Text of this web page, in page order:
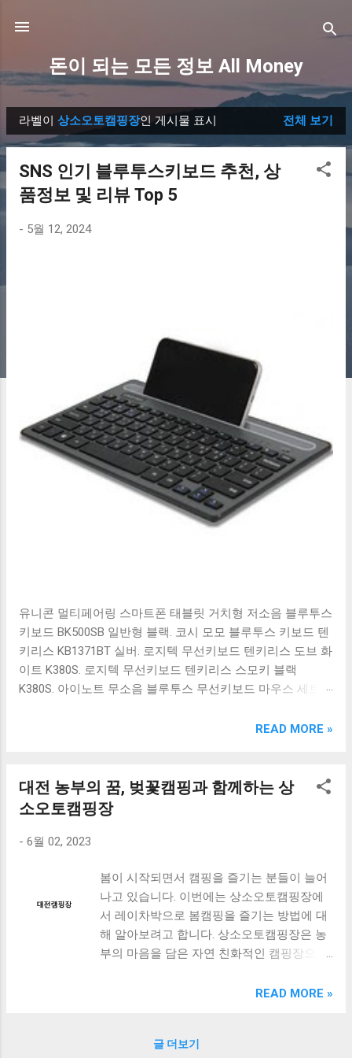
돈이 되는 모든 정보 All Money
글
라벨이 상소오토캠핑장인 게시물 표시 전체 보기
SNS 인기 블루투스키보드 추천, 상
품정보 및 리뷰 Top 5
- 5월 12, 2024
유니콘 멀티페어링 스마트폰 태블릿 거치형 저소음 블루투스
키보드 BK500SB 일반형 블랙. 코시 모모 블루투스 키보드 텐
키리스 KB1371BT 실버. 로지텍 무선키보드 텐키리스 도브 화
이트 K380S. 로지텍 무선키보드 텐키리스 스모키 블랙
K380S. 아이노트 무소음 블루투스 무선키보드 마우스 세트
OABTKBDA 퓨어 화이트. 코시 베이직 블루투스 키보드
랙. 큐센 멤브레인 무선 키보드 블랙 K1000 일반형 블루투스
키보드 구매를 고려하실 때, 추가 할인 혜택을 놓치지 마세요.
다양한 할인 혜택과 빠른배송 혜택을 놓치지 않도록 먼저 확
인해보세요. 추가할인 확인하기 상품 하나를 사더라도 종류
루투스키보드 같은 상품을 고를 때는 더 고민이 많을 수 밖에
없습니다. 다양한 상품들을 상세스펙 과 가격 을 꼼꼼히 비교
해서 구매하실 수 있도록 순위 추천 해드릴게요. 특가상품 보
러가기 추천상품 Best 유니콘 멀티페어링 스마트폰 태블릿
거치형 저소음 블루투스 키보드, BK-500SB, 일반형, 블랙 유
READ MORE »
대전 농부의 꿈, 벚꽃캠핑과 함께하는 상
소오토캠핑장
- 6월 02, 2023
봄이 시작되면서 캠핑을 즐기는 분들이 늘어
나고 있습니다. 이번에는 상소오토캠핑장에
서 레이차박으로 봄캠핑을 즐기는 방법에 대
해 알아보려고 합니다. 상소오토캠핑장은 농
부의 마음을 담은 자연 친화적인 캠핑장으로,
에서는 푸른 잔디밭과 시원한 공기, 그리고
면, 차 안에서도 편안하게 잠을 자거나 식사
READ MORE »
글 더보기